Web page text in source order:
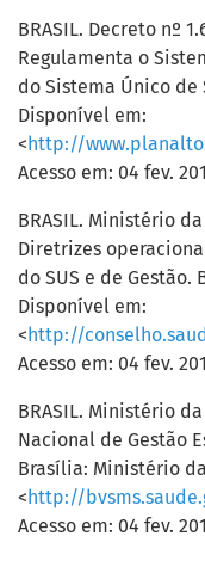
BRASIL. Decreto nº
Regulamenta o
do Sistema Único de
Disponível em:
< http://
Acesso em: 04 fev.
BRASIL. Ministério
Diretrizes
do SUS e de
Disponível em:
< http://
Acesso em: 04 fev.
BRASIL. Ministério da
Nacional de Gestão
Brasília: Ministério
< http://bvsms.saude.gov.br/
Acesso em: 04 fev.